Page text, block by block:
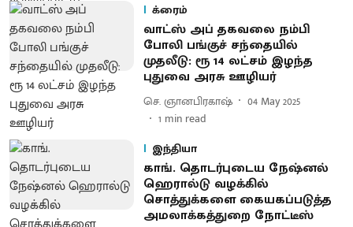
க்ரைம்
வாட்ஸ் அப் தகவலை நம்பி
போலி பங்குச் சந்தையில்
முதலீடு: ரூ 14 லட்சம் இழந்த
புதுவை அரசு ஊழியர்
செ. ஞானபிரகாஷ்
04 May 2025
1 min read
இந்தியா
காங். தொடர்புடைய நேஷ்னல்
ஹெரால்டு வழக்கில்
சொத்துக்களை கையகப்படுத்த
அமலாக்கத்துறை நோட்டீஸ்